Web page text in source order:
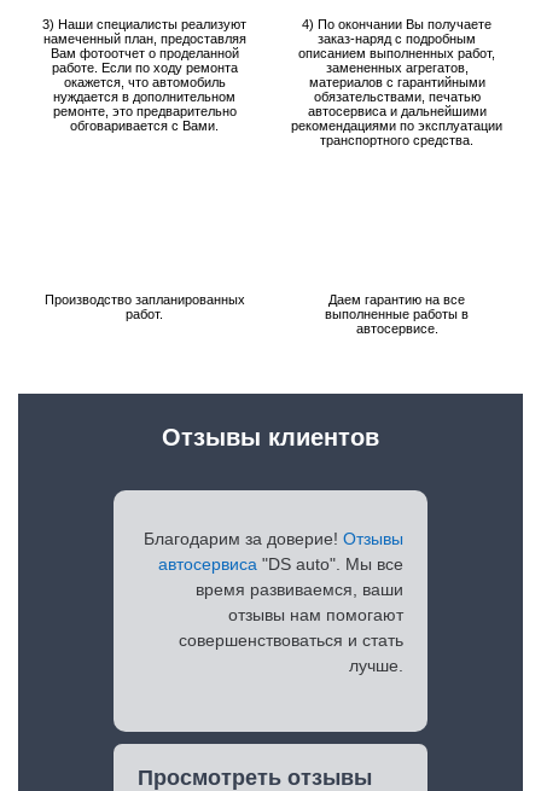
3) Наши специалисты реализуют
намеченный план, предоставляя
Вам фотоотчет о проделанной
работе. Если по ходу ремонта
окажется, что автомобиль
нуждается в дополнительном
ремонте, это предварительно
обговаривается с Вами.
4) По окончании Вы получаете
заказ-наряд с подробным
описанием выполненных работ,
замененных агрегатов,
материалов с гарантийными
обязательствами, печатью
автосервиса и дальнейшими
рекомендациями по эксплуатации
транспортного средства.
Производство запланированных
работ.
Даем гарантию на все
выполненные работы в
автосервисе.
Благодарим за доверие! Отзывы
автосервиса "DS auto". Мы все
время развиваемся, ваши
отзывы нам помогают
совершенствоваться и стать
лучше.
Просмотреть отзывы
Отзывы клиентов